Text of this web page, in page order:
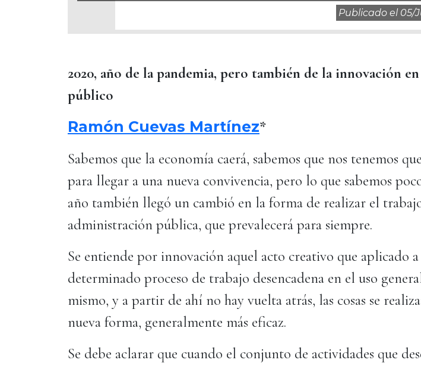
Publicado el 05/
2020, año de la pandemia, pero también de la innovación
público
Ramón Cuevas Martínez*
Sabemos que la economía caerá, sabemos que nos tenemos
para llegar a una nueva convivencia, pero lo que sabemos
año también llegó un cambió en la forma de realizar el
administración pública, que prevalecerá para siempre.
Se entiende por innovación aquel acto creativo que aplicado
determinado proceso de trabajo desencadena en el uso
mismo, y a partir de ahí no hay vuelta atrás, las cosas se
nueva forma, generalmente más eficaz.
Se debe aclarar que cuando el conjunto de actividades que